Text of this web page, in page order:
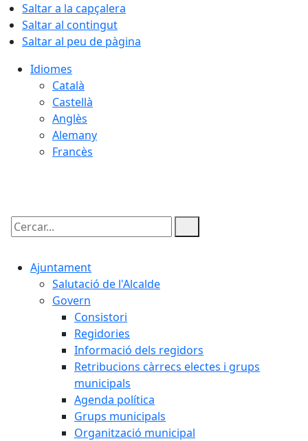
Saltar a la capçalera
Saltar al contingut
Saltar al peu de pàgina
Idiomes
Català
Castellà
Anglès
Alemany
Francès
Cercar:
Ajuntament
Salutació de l'Alcalde
Govern
Consistori
Regidories
Informació dels regidors
Retribucions càrrecs electes i grups
municipals
Agenda política
Grups municipals
Organització municipal